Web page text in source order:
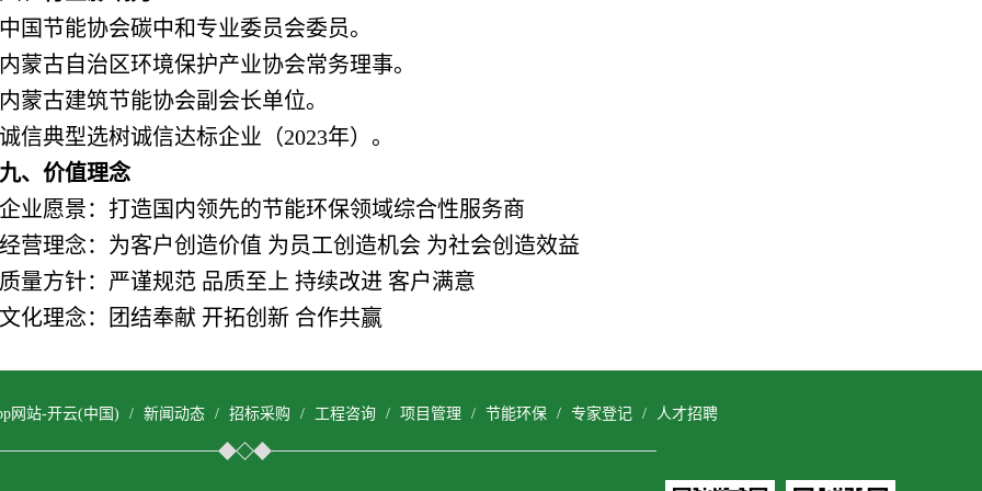
中国节能协会碳中和专业委员会委员。
内蒙古自治区环境保护产业协会常务理事。
内蒙古建筑节能协会副会长单位。
诚信典型选树诚信达标企业（2023年）。
九、价值理念
企业愿景：打造国内领先的节能环保领域综合性服务商
经营理念：为客户创造价值 为员工创造机会 为社会创造效益
质量方针：严谨规范 品质至上 持续改进 客户满意
文化理念：团结奉献 开拓创新 合作共赢
网站-开云(中国) / 新闻动态 / 招标采购 / 工程咨询 / 项目管理 / 节能环保 / 专家登记 / 人才招聘